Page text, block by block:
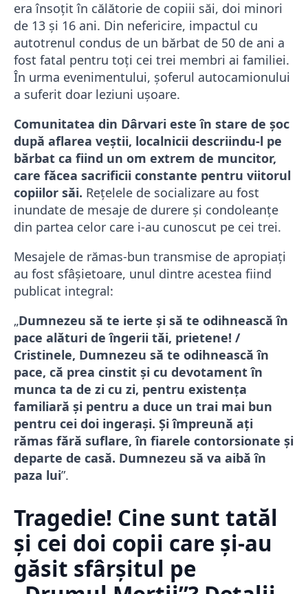
era însoțit în călătorie de copiii săi, doi minori
de 13 și 16 ani. Din nefericire, impactul cu
autotrenul condus de un bărbat de 50 de ani a
fost fatal pentru toți cei trei membri ai familiei.
În urma evenimentului, șoferul autocamionului
a suferit doar leziuni ușoare.
Comunitatea din Dârvari este în stare de șoc
după aflarea veștii, localnicii descriindu-l pe
bărbat ca fiind un om extrem de muncitor,
care făcea sacrificii constante pentru viitorul
copiilor săi. Rețelele de socializare au fost
inundate de mesaje de durere și condoleanțe
din partea celor care i-au cunoscut pe cei trei.
Mesajele de rămas-bun transmise de apropiați
au fost sfâșietoare, unul dintre acestea fiind
publicat integral:
„Dumnezeu să te ierte și să te odihnească în
pace alături de îngerii tăi, prietene! /
Cristinele, Dumnezeu să te odihnească în
pace, că prea cinstit și cu devotament în
munca ta de zi cu zi, pentru existența
familiară și pentru a duce un trai mai bun
pentru cei doi ingerași. Și împreună ați
rămas fără suflare, în fiarele contorsionate și
departe de casă. Dumnezeu să va aibă în
paza lui”.
Tragedie! Cine sunt tatăl
și cei doi copii care și-au
găsit sfârșitul pe